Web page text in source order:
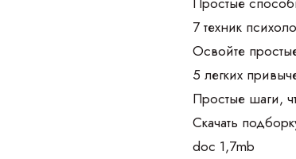
7 техник
Освойте
5 легких
Простые шаги,
Скачать
doc 1,7mb